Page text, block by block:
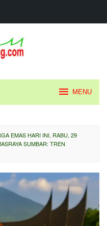
MENU
EMAS HARI INI, RABU, 29
SUMBAR: TREN